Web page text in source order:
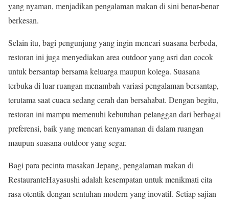
yang nyaman, menjadikan pengalaman makan di sini benar-benar
berkesan.
Selain itu, bagi pengunjung yang ingin mencari suasana berbeda,
restoran ini juga menyediakan area outdoor yang asri dan cocok
untuk bersantap bersama keluarga maupun kolega. Suasana
terbuka di luar ruangan menambah variasi pengalaman bersantap,
terutama saat cuaca sedang cerah dan bersahabat. Dengan begitu,
restoran ini mampu memenuhi kebutuhan pelanggan dari berbagai
preferensi, baik yang mencari kenyamanan di dalam ruangan
maupun suasana outdoor yang segar.
Bagi para pecinta masakan Jepang, pengalaman makan di
RestauranteHayasushi adalah kesempatan untuk menikmati cita
rasa otentik dengan sentuhan modern yang inovatif. Setiap sajian